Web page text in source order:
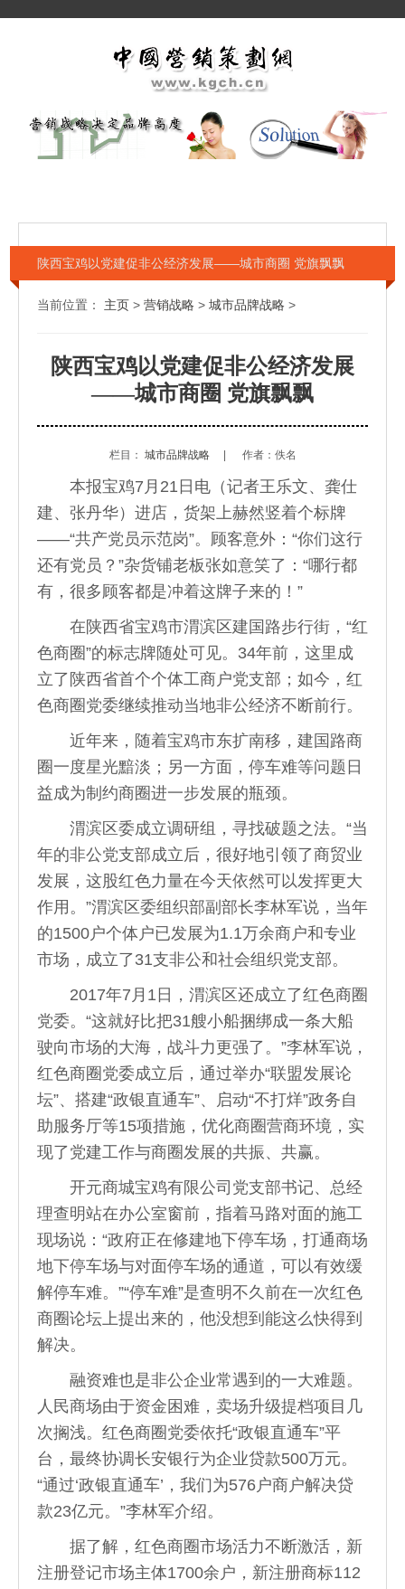
陕西宝鸡以党建促非公经济发展——城市商圈 党旗飘飘
当前位置： 主页 > 营销战略 > 城市品牌战略 >
陕西宝鸡以党建促非公经济发展
——城市商圈 党旗飘飘
栏目： 城市品牌战略| 作者：佚名
本报宝鸡7月21日电（记者王乐文、龚仕
建、张丹华）进店，货架上赫然竖着个标牌
——“共产党员示范岗”。顾客意外：“你们这行
还有党员？”杂货铺老板张如意笑了：“哪行都
有，很多顾客都是冲着这牌子来的！”
在陕西省宝鸡市渭滨区建国路步行街，“红
色商圈”的标志牌随处可见。34年前，这里成
立了陕西省首个个体工商户党支部；如今，红
色商圈党委继续推动当地非公经济不断前行。
近年来，随着宝鸡市东扩南移，建国路商
圈一度星光黯淡；另一方面，停车难等问题日
益成为制约商圈进一步发展的瓶颈。
渭滨区委成立调研组，寻找破题之法。“当
年的非公党支部成立后，很好地引领了商贸业
发展，这股红色力量在今天依然可以发挥更大
作用。”渭滨区委组织部副部长李林军说，当年
的1500户个体户已发展为1.1万余商户和专业
市场，成立了31支非公和社会组织党支部。
2017年7月1日，渭滨区还成立了红色商圈
党委。“这就好比把31艘小船捆绑成一条大船
驶向市场的大海，战斗力更强了。”李林军说，
红色商圈党委成立后，通过举办“联盟发展论
坛”、搭建“政银直通车”、启动“不打烊”政务自
助服务厅等15项措施，优化商圈营商环境，实
现了党建工作与商圈发展的共振、共赢。
开元商城宝鸡有限公司党支部书记、总经
理查明站在办公室窗前，指着马路对面的施工
现场说：“政府正在修建地下停车场，打通商场
地下停车场与对面停车场的通道，可以有效缓
解停车难。”“停车难”是查明不久前在一次红色
商圈论坛上提出来的，他没想到能这么快得到
解决。
融资难也是非公企业常遇到的一大难题。
人民商场由于资金困难，卖场升级提档项目几
次搁浅。红色商圈党委依托“政银直通车”平
台，最终协调长安银行为企业贷款500万元。
“通过‘政银直通车’，我们为576户商户解决贷
款23亿元。”李林军介绍。
据了解，红色商圈市场活力不断激活，新
注册登记市场主体1700余户，新注册商标112